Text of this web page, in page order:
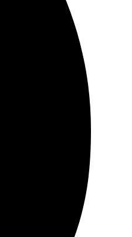
отлично, цвет
что все ожидания